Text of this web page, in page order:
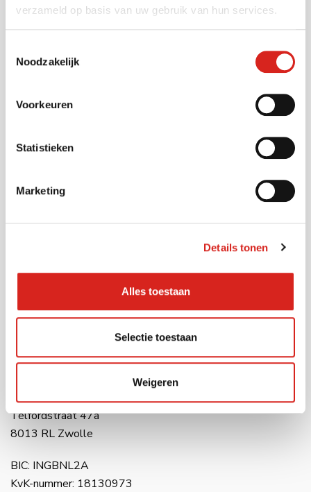
verzameld op basis van uw gebruik van hun services.
Noodzakelijk
Voorkeuren
Statistieken
Marketing
Details tonen
Alles toestaan
Selectie toestaan
Weigeren
Zorg
Bedrijventerreinen
Contact
E-mail:info@vcsobservation.com
Havenweg 28
Locatie Amsterdam
1175 KV Amsterdam (Lijnden)
Locatie Zwolle
Telfordstraat 47a
8013 RL Zwolle
BIC: INGBNL2A
KvK-nummer: 18130973